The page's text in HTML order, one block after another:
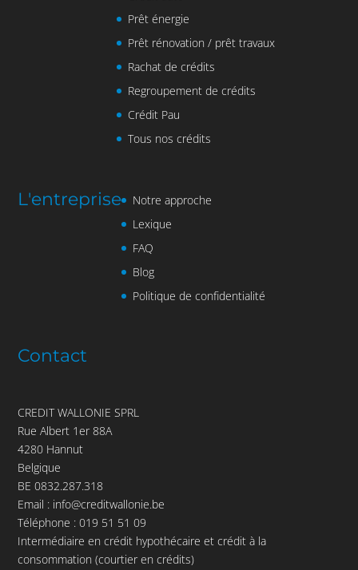
Prêt énergie
Prêt rénovation / prêt travaux
Rachat de crédits
Regroupement de crédits
Crédit Pau
Tous nos crédits
L'entreprise
Notre approche
Lexique
FAQ
Blog
Politique de confidentialité
Contact
CREDIT WALLONIE SPRL
Rue Albert 1er 88A
4280 Hannut
Belgique
BE 0832.287.318
Email : info@creditwallonie.be
Téléphone :019 51 51 09
Intermédiaire en crédit hypothécaire et crédit à la
consommation (courtier en crédits)